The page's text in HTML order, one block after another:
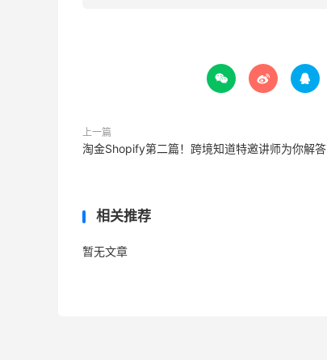
  
上一篇
淘金Shopify第二篇！跨境知道特邀讲师为你解答
相关推荐
暂无文章